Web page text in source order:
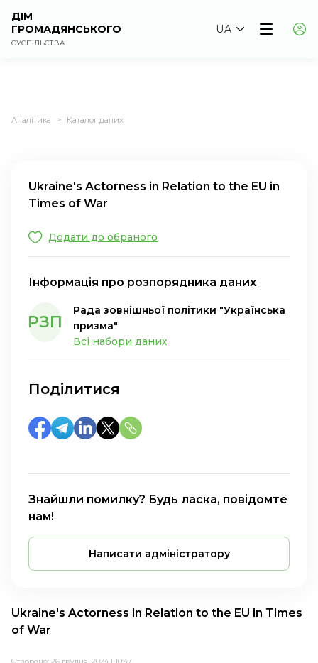
ДІМ
ГРОМАДЯНСЬКОГО
СУСПІЛЬСТВА
UA
Аналітика > Каталог даних
Ukraine's Actorness in Relation to the EU in Times
of War
Ukraine's Actorness in Relation to the EU in
Times of War
Додати до обраного
Інформація про розпорядника даних
РЗП
Рада зовнішньої політики "Українська
призма"
Всі набори даних
Поділитися
Знайшли помилку? Будь ласка, повідомте
нам!
Написати адміністратору